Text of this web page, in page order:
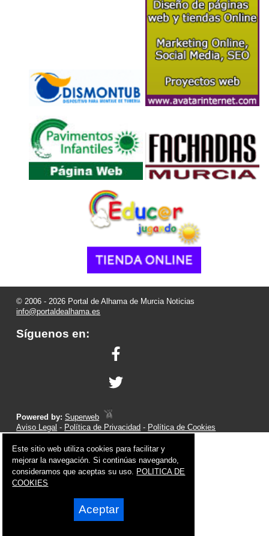
© 2006 - 2026 Portal de Alhama de Murcia Noticias
info@portaldealhama.es
Síguenos en:
Powered by:Superweb
Aviso Legal - Política de Privacidad - Política de Cookies
Este sitio web utiliza cookies para facilitar y
mejorar la navegación. Si continúas navegando,
consideramos que aceptas su uso. POLITICA DE
COOKIES
Aceptar